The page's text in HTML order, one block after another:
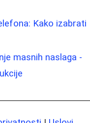
Kako izabrati
masnih naslaga -